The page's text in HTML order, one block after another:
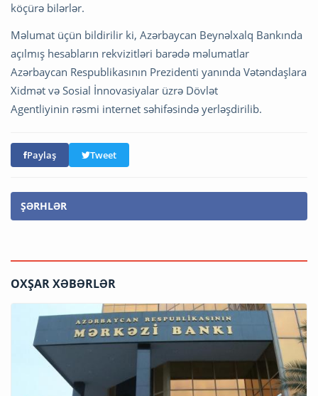
köçürə bilərlər.
Məlumat üçün bildirilir ki, Azərbaycan Beynəlxalq Bankında
açılmış hesabların rekvizitləri barədə məlumatlar
Azərbaycan Respublikasının Prezidenti yanında Vətəndaşlara
Xidmət və Sosial İnnovasiyalar üzrə Dövlət
Agentliyinin rəsmi internet səhifəsində yerləşdirilib.
Paylaş Tweet
ŞƏRHLƏR
OXŞAR XƏBƏRLƏR